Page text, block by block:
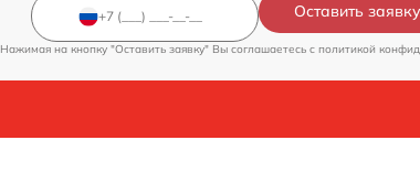
Оставить заявку
Нажимая на кнопку "Оставить заявку" Вы соглашаетесь c политикой